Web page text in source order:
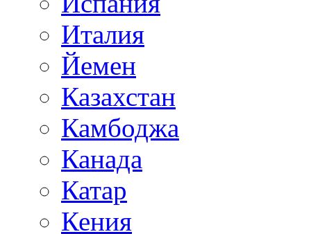
Италия
Йемен
Казахстан
Камбоджа
Канада
Катар
Кения